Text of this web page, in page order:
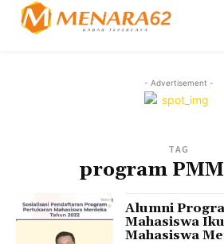
- Advertisement -
TAG
program
Alumni
Mahasiswa
Mahasiswa